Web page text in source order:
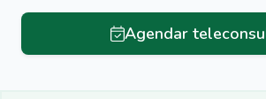
Agendar